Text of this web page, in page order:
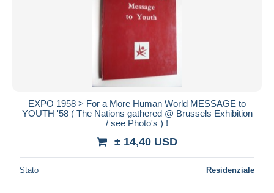
EXPO 1958 > For a More Human World MESSAGE to
YOUTH '58 ( The Nations gathered @ Brussels Exhibition
/ see Photo's ) !
± 14,40 USD
Stato Residenziale